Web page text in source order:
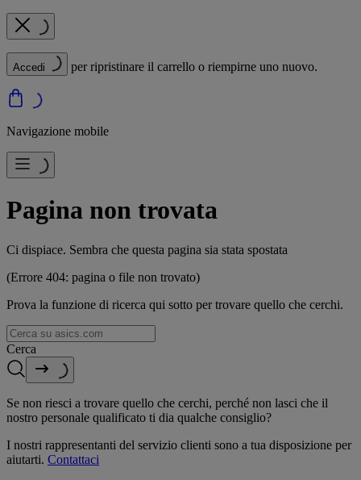
Accedi per ripristinare il carrello o riempirne uno nuovo.
Navigazione mobile
Pagina non trovata
Ci dispiace. Sembra che questa pagina sia stata spostata
(Errore 404: pagina o file non trovato)
Prova la funzione di ricerca qui sotto per trovare quello che cerchi.
Cerca
Se non riesci a trovare quello che cerchi, perché non lasci che il
nostro personale qualificato ti dia qualche consiglio?
I nostri rappresentanti del servizio clienti sono a tua disposizione per
aiutarti. Contattaci